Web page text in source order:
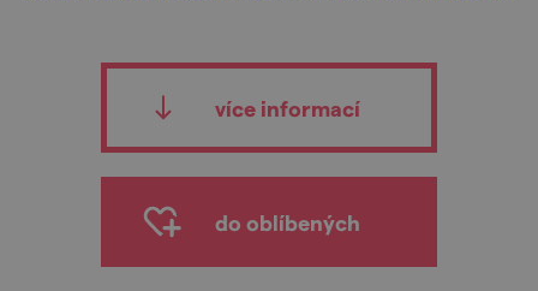
více informací
do oblíbených